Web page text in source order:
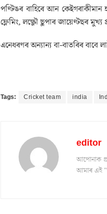
পণ্টিঙৰ বাহিৰে আন কেইগৰাকীমান
ফ্লেমিং, লক্ষ্ণৌ ছুপাৰ জায়েণ্টছৰ মুখ্য
এনেধৰণৰ অন্যান্য বা-বাতৰিৰ
Tags: Cricket team india
editor
আপোনাক
আমাৰ এই